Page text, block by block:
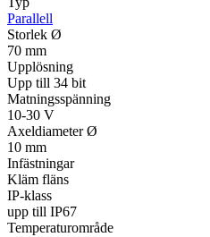
Parallell
Storlek Ø
70 mm
Upplösning
Upp till 34 bit
Matningsspänning
10-30 V
Axeldiameter Ø
10 mm
Infästningar
Kläm fläns
IP-klass
upp till IP67
Temperaturområde